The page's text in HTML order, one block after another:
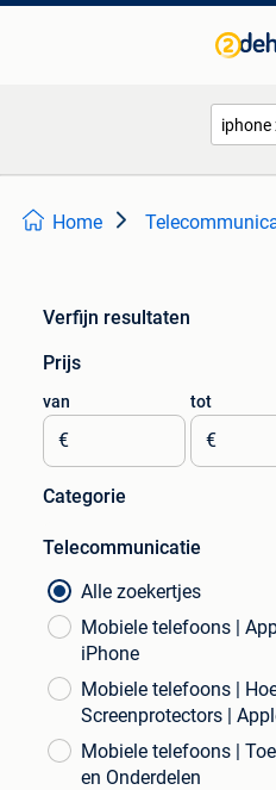
Home
Verfijn resultaten
Prijs
van
€
tot
€
Categorie
Telecommunicatie
Alle zoekertjes
Mobiele telefoons |
iPhone
Mobiele telefoons |
Screenprotectors |
Mobiele telefoons |
en Onderdelen